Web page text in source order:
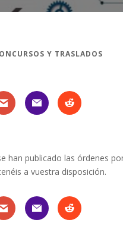
Y TRASLADOS
han publicado las órdenes
a vuestra disposición.